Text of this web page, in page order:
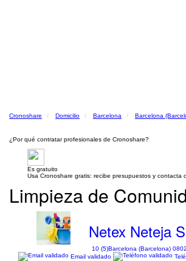
Cronoshare Domicilio Barcelona Barcelona
¿Por qué contratar profesionales de Cronoshare?
Es gratuito
Usa Cronoshare gratis: recibe presupuestos y contacta
Limpieza de
Netex Neteja
10 (5)Barcelona (Barcelona)
Email validado